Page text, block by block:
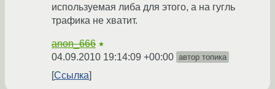
используемая либа для этого, а на гугль
трафика не хватит.
anon_666 ★
04.09.2010 19:14:09 +00:00 автор топика
Ссылка